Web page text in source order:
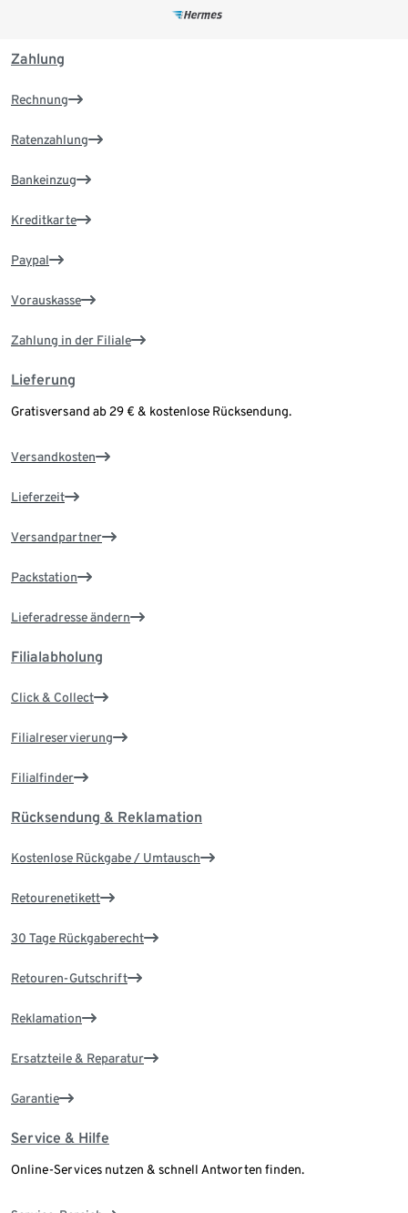
Zahlung
Rechnung
Ratenzahlung
Bankeinzug
Kreditkarte
Paypal
Vorauskasse
Zahlung in der Filiale
Lieferung
Gratisversand ab 29 € & kostenlose Rücksendung.
Versandkosten
Lieferzeit
Versandpartner
Packstation
Lieferadresse ändern
Filialabholung
Click & Collect
Filialreservierung
Filialfinder
Rücksendung & Reklamation
Kostenlose Rückgabe / Umtausch
Retourenetikett
30 Tage Rückgaberecht
Retouren-Gutschrift
Reklamation
Ersatzteile & Reparatur
Garantie
Service & Hilfe
Online-Services nutzen & schnell Antworten finden.